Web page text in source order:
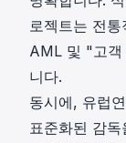
로젝트는 전
AML 및 "고객
니다.
동시에, 유럽
표준화된 감